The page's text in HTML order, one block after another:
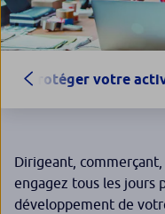
Protéger votre
Dirigeant,
engagez tous les jours
développement de